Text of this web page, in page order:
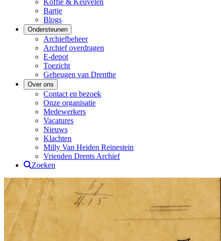
Koffie & Keuvelen
Bartje
Blogs
Ondersteunen
Archiefbeheer
Archief overdragen
E-depot
Toezicht
Geheugen van Drenthe
Over ons
Contact en bezoek
Onze organisatie
Medewerkers
Vacatures
Nieuws
Klachten
Milly Van Heiden Reinestein
Vrienden Drents Archief
Zoeken
Drents Archief